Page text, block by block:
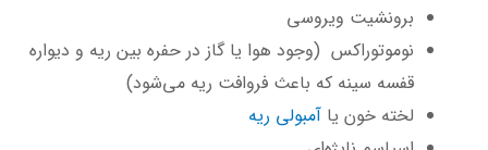
برونشیت ویروسی
نوموتوراکس (وجود هوا یا گاز در حفره بین ریه و دیواره
قفسه سینه که باعث فروافت ریه می‌شود)
لخته خون یا آمبولی ریه